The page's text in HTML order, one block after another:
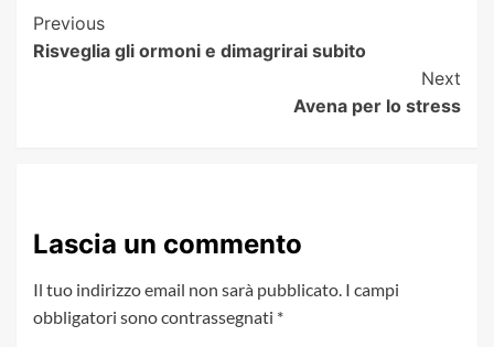
Post
Navigation
Previous
Risveglia gli ormoni e dimagrirai subito
Next
Avena per lo stress
Lascia un commento
Il tuo indirizzo email non sarà pubblicato. I campi
obbligatori sono contrassegnati *